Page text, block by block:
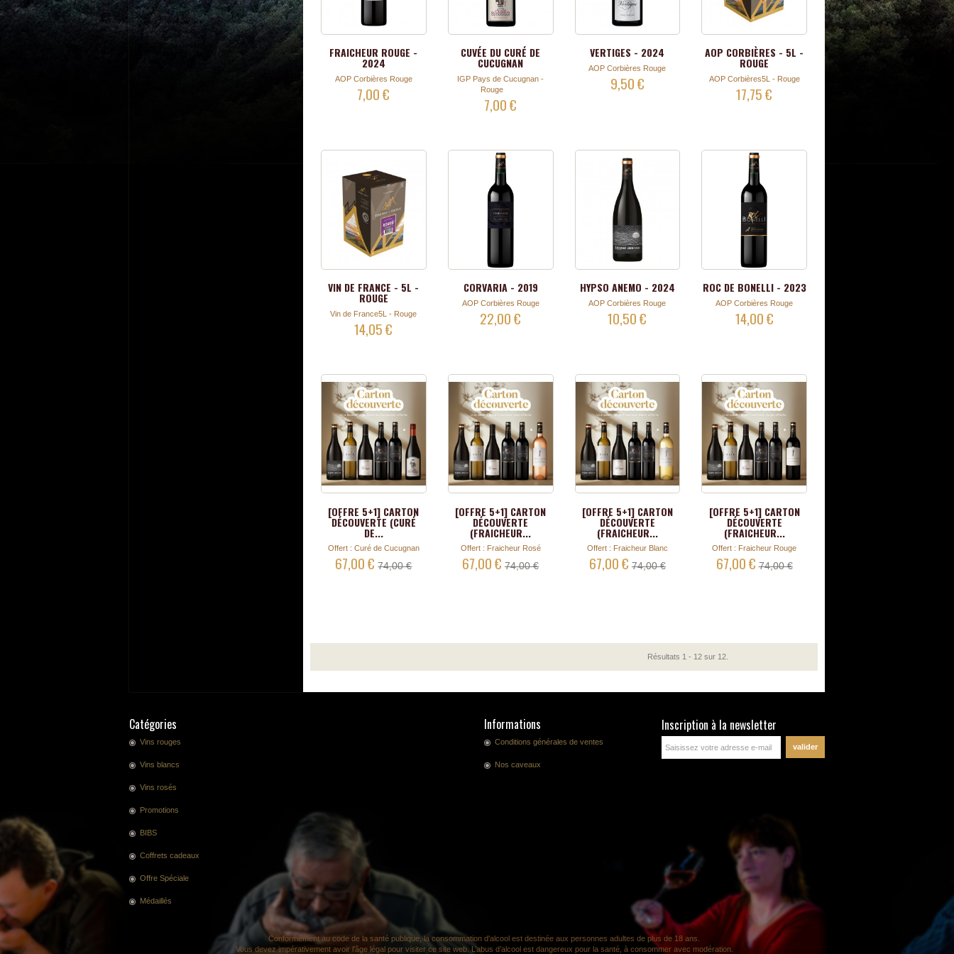
FRAICHEUR ROUGE -
2024
AOP Corbières Rouge
7,00 €
CUVÉE DU CURÉ DE
CUCUGNAN
IGP Pays de Cucugnan -
Rouge
7,00 €
VERTIGES - 2024
AOP Corbières Rouge
9,50 €
AOP CORBIÈRES - 5L -
ROUGE
AOP Corbières5L - Rouge
17,75 €
VIN DE FRANCE - 5L -
ROUGE
Vin de France5L - Rouge
14,05 €
CORVARIA - 2019
AOP Corbières Rouge
22,00 €
HYPSO ANEMO - 2024
AOP Corbières Rouge
10,50 €
ROC DE BONELLI - 2023
AOP Corbières Rouge
14,00 €
[OFFRE 5+1] CARTON
DÉCOUVERTE (CURÉ
DE...
Offert : Curé de Cucugnan
67,00 €74,00 €
[OFFRE 5+1] CARTON
DÉCOUVERTE
(FRAICHEUR...
Offert : Fraicheur Rosé
67,00 €74,00 €
[OFFRE 5+1] CARTON
DÉCOUVERTE
(FRAICHEUR...
Offert : Fraicheur Blanc
67,00 € 74,00 €
[OFFRE 5+1] CARTON
DÉCOUVERTE
(FRAICHEUR...
Offert : Fraicheur Rouge
67,00 €74,00 €
Résultats 1 - 12 sur 12.
Catégories
Vins rouges
Vins blancs
Vins rosés
Promotions
BIBS
Coffrets cadeaux
Offre Spéciale
Médaillés
Informations
Conditions générales de ventes
Nos caveaux
Inscription à la newsletter
Conformément au code de la santé publique, la consommation d'alcool est destinée aux personnes adultes de plus de 18 ans.
Vous devez impérativement avoir l'âge légal pour visiter ce site web. L’abus d’alcool est dangereux pour la santé, à consommer avec modération.